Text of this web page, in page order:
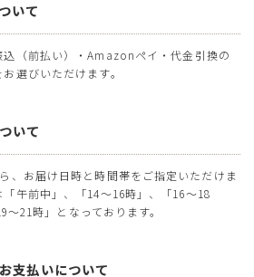
いて
（前払い）・Amazonペイ・代金引換の
選びいただけます。
いて
、お届け日時と時間帯をご指定いただけま
午前中」、「14～16時」、「16～18
21時」となっております。
支払いについて